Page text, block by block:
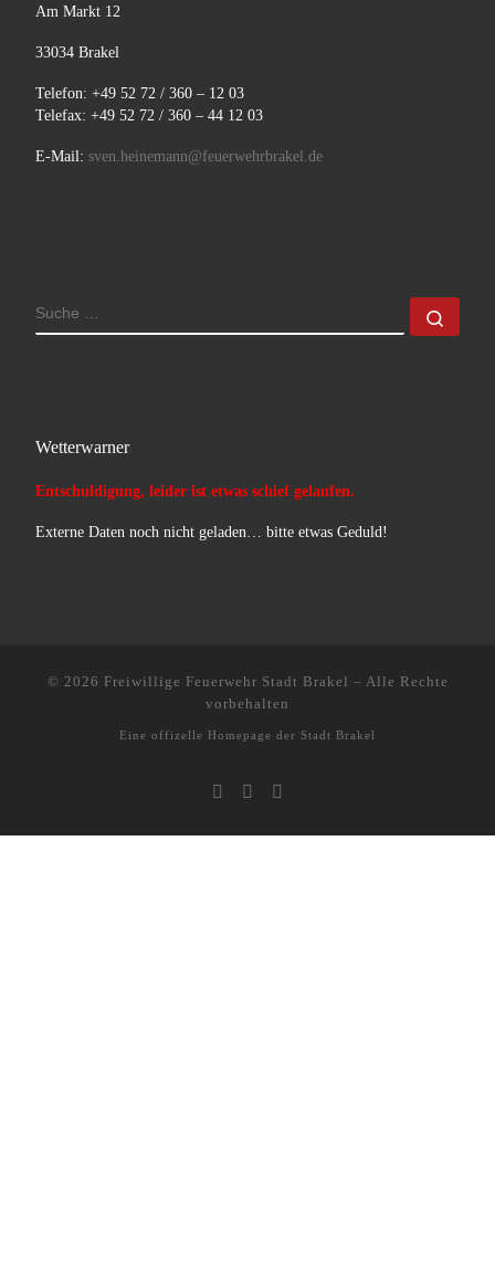
Am Markt 12
33034 Brakel
Telefon: +49 52 72 / 360 – 12 03
Telefax: +49 52 72 / 360 – 44 12 03
E-Mail: sven.heinemann@feuerwehrbrakel.de
SUCHE
Wetterwarner
Entschuldigung, leider ist etwas schief gelaufen.
Externe Daten noch nicht geladen… bitte etwas Geduld!
© 2026 Freiwillige Feuerwehr Stadt Brakel – Alle Rechte
vorbehalten
Eine offizelle Homepage der Stadt Brakel